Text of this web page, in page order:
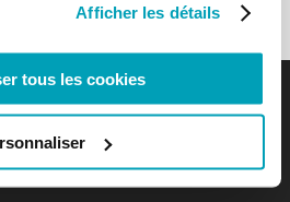
Afficher les détails
tous les cookies